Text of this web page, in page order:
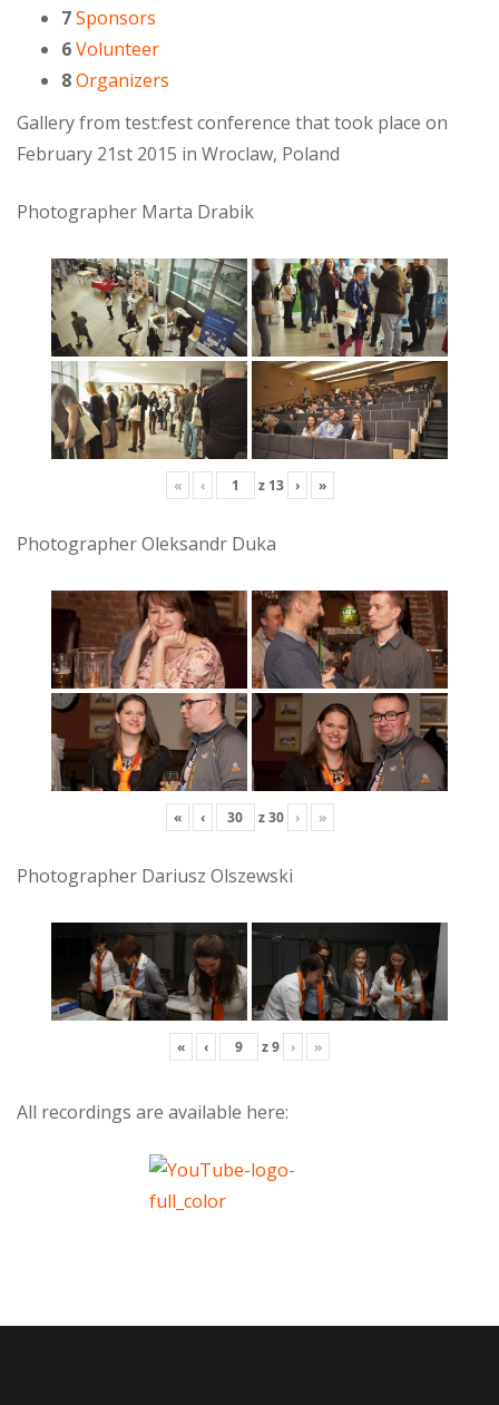
7Sponsors
6Volunteer
8Organizers
Gallery from test:fest conference that took place on
February 21st 2015 in Wroclaw, Poland
Photographer Marta Drabik
« ‹ z 13 › »
Photographer Oleksandr Duka
« ‹ z30 › »
Photographer Dariusz Olszewski
« ‹ z9 › »
All recordings are available here: